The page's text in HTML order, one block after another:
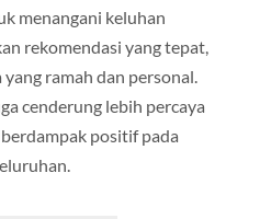
menangani keluhan
rekomendasi yang tepat,
ramah dan personal.
cenderung lebih percaya
positif pada